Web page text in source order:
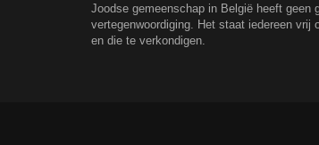
Joodse gemeenschap in België heeft geen
vertegenwoordiging. Het staat iedereen vrij
en die te verkondigen.